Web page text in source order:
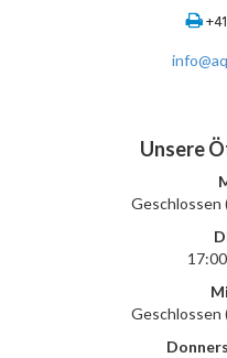
Unsere
Geschlossen
Geschlossen